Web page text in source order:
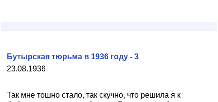
23.08.1936
Бутырская тюрьма в 1936 году - 3
Так мне тошно стало, так скучно, что решила я к